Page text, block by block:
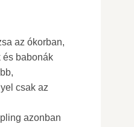
az ókorban,
és babonák
csak az
azonban